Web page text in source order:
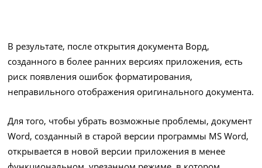
В результате, после открытия документа Ворд,
созданного в более ранних версиях приложения, есть
риск появления ошибок форматирования,
неправильного отображения оригинального документа.
Для того, чтобы убрать возможные проблемы, документ
Word, созданный в старой версии программы MS Word,
открывается в новой версии приложения в менее